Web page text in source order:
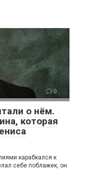
0
о нём.
которая
карабкался к
себе поблажек, он